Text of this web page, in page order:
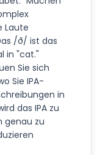
Laute
/ð/ ist das
in "cat."
Sie sich
Sie IPA-
in
das IPA zu
genau zu